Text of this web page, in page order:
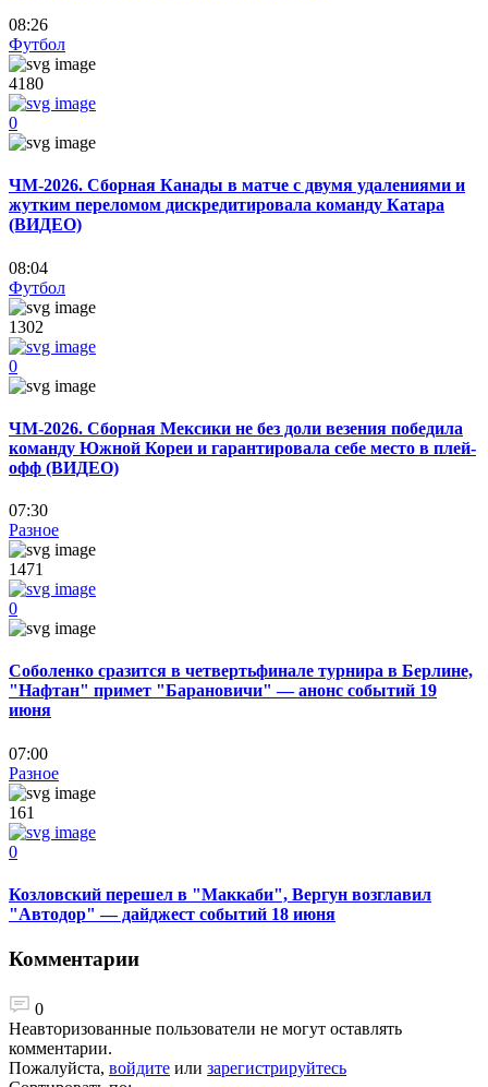
08:26
Футбол
4180
0
ЧМ-2026. Сборная Канады в матче с двумя удалениями и
жутким переломом дискредитировала команду Катара
(ВИДЕО)
08:04
Футбол
1302
0
ЧМ-2026. Сборная Мексики не без доли везения победила
команду Южной Кореи и гарантировала себе место в плей-
офф (ВИДЕО)
07:30
Разное
1471
0
Соболенко сразится в четвертьфинале турнира в Берлине,
"Нафтан" примет "Барановичи" — анонс событий 19
июня
07:00
Разное
161
0
Козловский перешел в "Маккаби", Вергун возглавил
"Автодор" — дайджест событий 18 июня
Комментарии
0
Неавторизованные пользователи не могут оставлять
комментарии.
Пожалуйста, войдите или зарегистрируйтесь